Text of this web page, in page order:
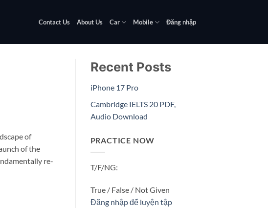
Contact Us About Us Car Mobile Đăng nhập
of
of the
re-
Recent Posts
iPhone 17 Pro
Cambridge IELTS 20 PDF,
Audio Download
PRACTICE NOW
T/F/NG:
True / False / Not Given
Đăng nhập để luyện tập